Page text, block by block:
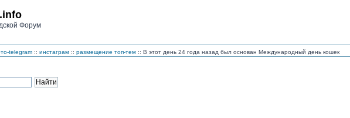
Форум
telegram :: инстаграм :: размещение топ-тем :: В этот день 24 года назад был основан Международный день кошек